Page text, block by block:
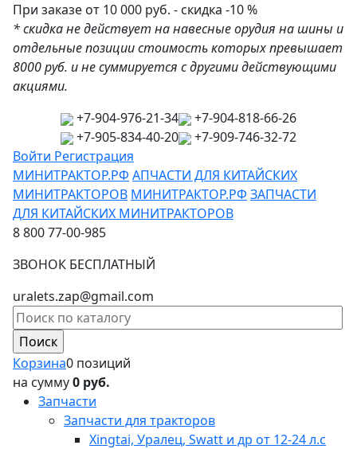
При заказе от 10 000 руб. - скидка -10 %
* скидка не действует на навесные орудия на шины и
отдельные позиции стоимость которых превышает
8000 руб. и не суммируется с другими действующими
акциями.
+7-904-976-21-34
+7-904-818-66-26
+7-905-834-40-20
+7-909-746-32-72
Войти Регистрация
МИНИТРАКТОР.РФ АПЧАСТИ ДЛЯ КИТАЙСКИХ
МИНИТРАКТОРОВ МИНИТРАКТОР.РФ ЗАПЧАСТИ
ДЛЯ КИТАЙСКИХ МИНИТРАКТОРОВ
8 800 77-00-985
ЗВОНОК БЕСПЛАТНЫЙ
uralets.zap@gmail.com
Корзина0 позиций
на сумму0 руб.
Запчасти
Запчасти для тракторов
Xingtai, Уралец, Swatt и др от 12-24 л.с